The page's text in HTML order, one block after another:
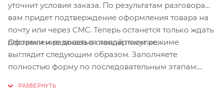
уточнит условия заказа. По результатам разговора
вам придет подтверждение оформления товара на
почту или через СМС. Теперь останется только ждать
доставки и радоваться новой покупке.
Оформление заказа в стандартном режиме
выглядит следующим образом. Заполняете
полностью форму по последовательным этапам: